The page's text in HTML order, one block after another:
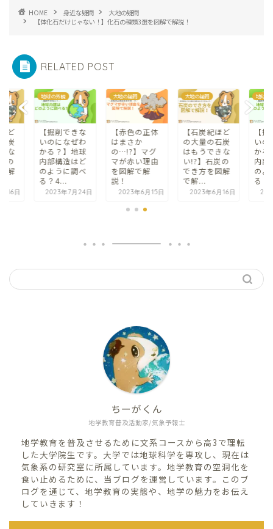
HOME 身近な疑問
大地の疑問
【体化石だけじゃない！】化石の種類3選を図解で解説！
RELATED POST
な
わ
球
ど
べ
24日
大地の疑問
【赤色の正体
はまさか
の…!?】マグ
マが赤い理由
を図解で解
説！
2023年6月15日
大地の疑問
【石炭紀ほど
の大量の石炭
はもうできな
い!?】石炭の
でき方を図解
で解...
2023年6月16日
地球の外観
【掘削できな
いのになぜわ
かる？】地球
内部構造はど
のように調べ
る？4...
2023年7月24日
大地の
【
はま
の
マが
を図
説！
地学教育普及活動家/気象予報士
ちーがくん
地学教育を普及させるために文系コースから高3で理転
した大学院生です。大学では地球科学を専攻し、現在は
気象系の研究室に所属しています。地学教育の空洞化を
食い止めるために、当ブログを運営しています。このブ
ログを通じて、地学教育の実態や、地学の魅力をお伝え
していきます！